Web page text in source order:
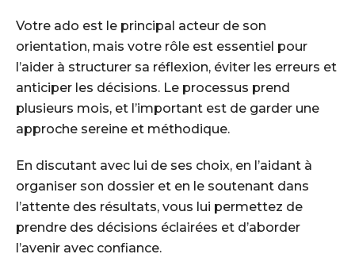
Votre ado est le principal acteur de son
orientation, mais votre rôle est essentiel pour
l’aider à structurer sa réflexion, éviter les erreurs et
anticiper les décisions. Le processus prend
plusieurs mois, et l’important est de garder une
approche sereine et méthodique.
En discutant avec lui de ses choix, en l’aidant à
organiser son dossier et en le soutenant dans
l’attente des résultats, vous lui permettez de
prendre des décisions éclairées et d’aborder
l’avenir avec confiance.